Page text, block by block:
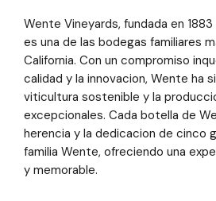
Wente Vineyards, fundada en
es una de las bodegas familiares
California. Con un compromiso
calidad y la innovacion, Wente ha
viticultura sostenible y la
excepcionales. Cada botella de
herencia y la dedicacion de cinco
familia Wente, ofreciendo una
y memorable.